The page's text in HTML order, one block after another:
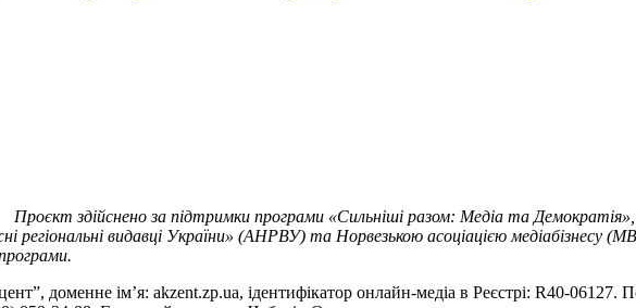
Проєкт здійснено за підтримки програми «Сильніші разом: Медіа та
регіональні видавці України» (АНРВУ) та Норвезькою асоціацією медіабізнесу
доменне ім’я: akzent.zp.ua, ідентифікатор онлайн-медіа в Реєстрі: R40-